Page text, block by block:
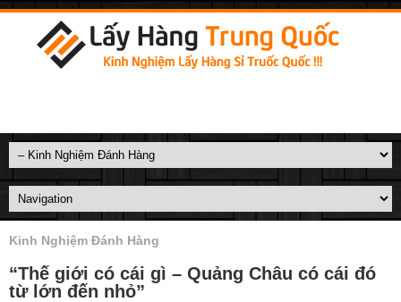
Kinh Nghiệm Đánh Hàng
“Thế giới có cái gì – Quảng Châu có cái đó
từ lớn đến nhỏ”